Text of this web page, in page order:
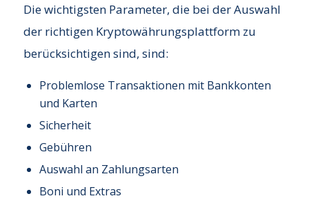
Die wichtigsten Parameter, die bei der Auswahl
der richtigen Kryptowährungsplattform zu
berücksichtigen sind, sind:
Problemlose Transaktionen mit Bankkonten
und Karten
Sicherheit
Gebühren
Auswahl an Zahlungsarten
Boni und Extras